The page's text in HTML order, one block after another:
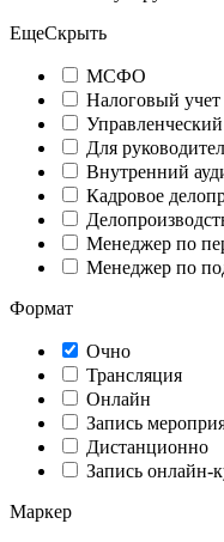
ЕщеСкрыть
МСФО
Налоговый учет
Для
Внутренний
Кадровое
Менеджер по
Менеджер по
Формат
Очно
Трансляция
Онлайн
Запись
Дистанционно
Запись онлайн-
Маркер